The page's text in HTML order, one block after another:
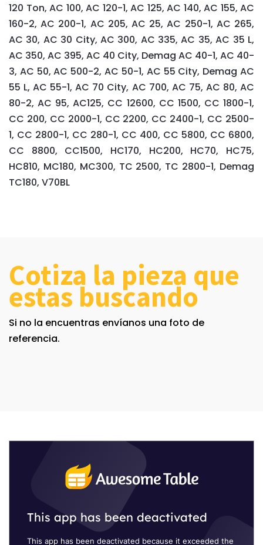
120 Ton, AC 100, AC 120-1, AC 125, AC 140, AC 155, AC
160-2, AC 200-1, AC 205, AC 25, AC 250-1, AC 265,
AC 30, AC 30 City, AC 300, AC 335, AC 35, AC 35 L,
AC 350, AC 395, AC 40 City, Demag AC 40-1, AC 40-
3, AC 50, AC 500-2, AC 50-1, AC 55 City, Demag AC
55 L, AC 55-1, AC 70 City, AC 700, AC 75, AC 80, AC
80-2, AC 95, AC125, CC 12600, CC 1500, CC 1800-1,
CC 200, CC 2000-1, CC 2200, CC 2400-1, CC 2500-
1, CC 2800-1, CC 280-1, CC 400, CC 5800, CC 6800,
CC 8800, CC1500, HC170, HC200, HC70, HC75,
HC810, MC180, MC300, TC 2500, TC 2800-1, Demag
TC180, V70BL
Cotiza la pieza que
estas buscando
Si no la encuentras envíanos una foto de
referencia.